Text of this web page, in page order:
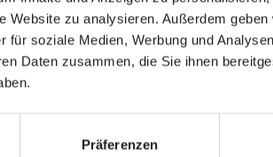
Website zu analysieren. Außerdem
für soziale Medien, Werbung und
Daten zusammen, die Sie ihnen
Präferenzen
Automatik
Frontantrieb
grün